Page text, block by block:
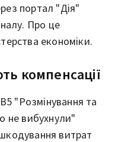
портал "Дія"
Про це
економіки.
компенсації
"Розмінування та
не вибухнули"
витрат